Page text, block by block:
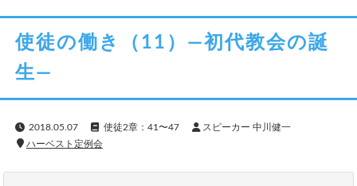
使徒の働き（11）―初代教会の誕
生―
2018.05.07 使徒2章：41〜47
スピーカー 中川健一
ハーベスト定例会